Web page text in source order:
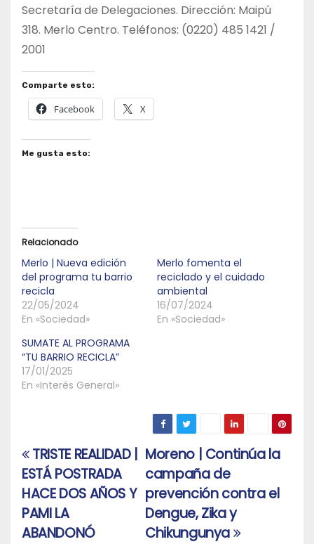
Secretaría de Delegaciones. Dirección: Maipú
318. Merlo Centro. Teléfonos: (0220) 485 1421 /
2001
Comparte esto:
Facebook X
Me gusta esto:
Relacionado
Merlo | Nueva edición
del programa tu barrio
recicla
22/05/2024
En «Sociedad»
Merlo fomenta el
reciclado y el cuidado
ambiental
16/07/2024
En «Sociedad»
SUMATE AL PROGRAMA
“TU BARRIO RECICLA”
17/01/2025
En «Interés General»
Navegación
de
entradas
Moreno | Continúa la
campaña de
prevención contra el
Dengue, Zika y
Chikungunya
TRISTE REALIDAD |
ESTÁ POSTRADA
HACE DOS AÑOS Y
PAMI LA
ABANDONÓ